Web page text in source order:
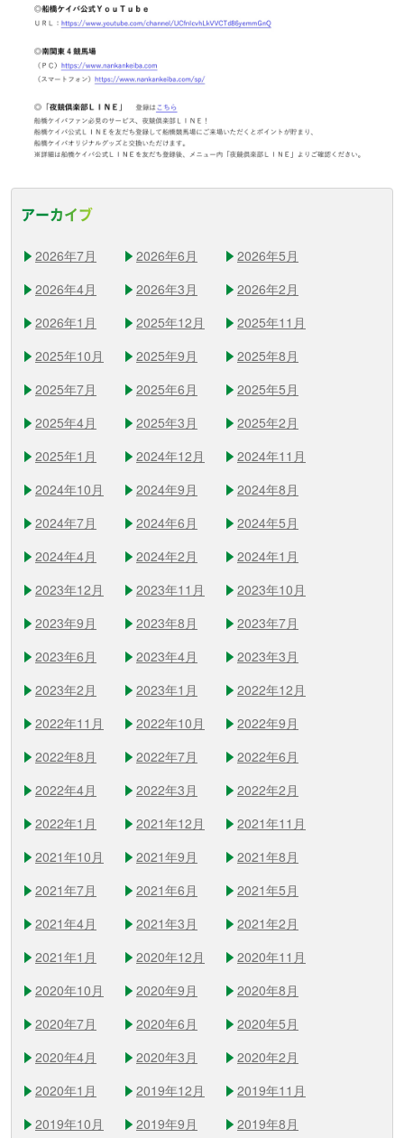
アーカイブ
2026年7月 2026年6月
2026年5月
2026年4月
2026年3月
2026年2月
2026年1月
2025年12月
2025年11月
2025年10月
2025年9月
2025年8月
2025年7月
2025年6月
2025年5月
2025年4月
2025年3月
2025年2月
2025年1月
2024年12月
2024年11月
2024年10月
2024年9月
2024年8月
2024年7月
2024年6月
2024年5月
2024年4月
2024年2月
2024年1月
2023年12月
2023年11月
2023年10月
2023年9月
2023年8月
2023年7月
2023年6月
2023年4月
2023年3月
2023年2月
2023年1月
2022年12月
2022年11月
2022年10月
2022年9月
2022年8月
2022年7月
2022年6月
2022年4月
2022年3月
2022年2月
2022年1月
2021年12月
2021年11月
2021年10月
2021年9月
2021年8月
2021年7月
2021年6月
2021年5月
2021年4月
2021年3月
2021年2月
2021年1月
2020年12月
2020年11月
2020年10月
2020年9月
2020年8月
2020年7月
2020年6月
2020年5月
2020年4月
2020年3月
2020年2月
2020年1月
2019年12月
2019年11月
2019年10月
2019年9月
2019年8月